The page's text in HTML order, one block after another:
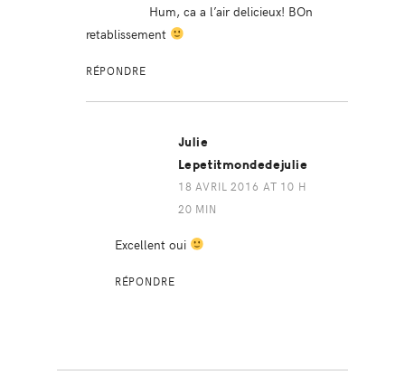
Hum, ca a l’air delicieux! BOn
retablissement
RÉPONDRE
Julie
Lepetitmondedejulie
18 AVRIL 2016 AT 10 H
20 MIN
Excellent oui
RÉPONDRE